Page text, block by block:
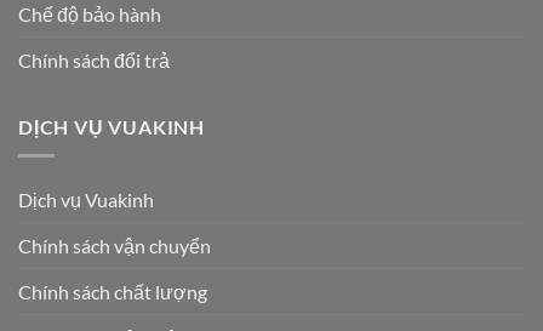
Chế độ bảo hành
Chính sách đổi trả
DỊCH VỤ VUAKINH
Dịch vụ Vuakinh
Chính sách vận chuyển
Chính sách chất lượng